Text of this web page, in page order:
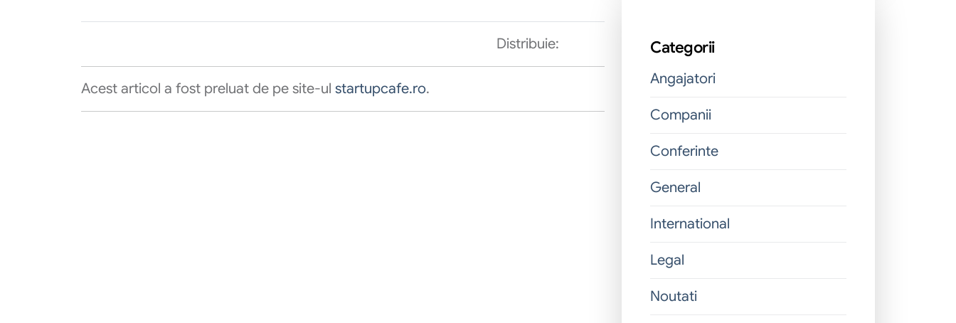
Distribuie:
Acest articol a fost preluat de pe site-ul startupcafe.ro.
Categorii
Angajatori
Companii
Conferinte
General
International
Legal
Noutati